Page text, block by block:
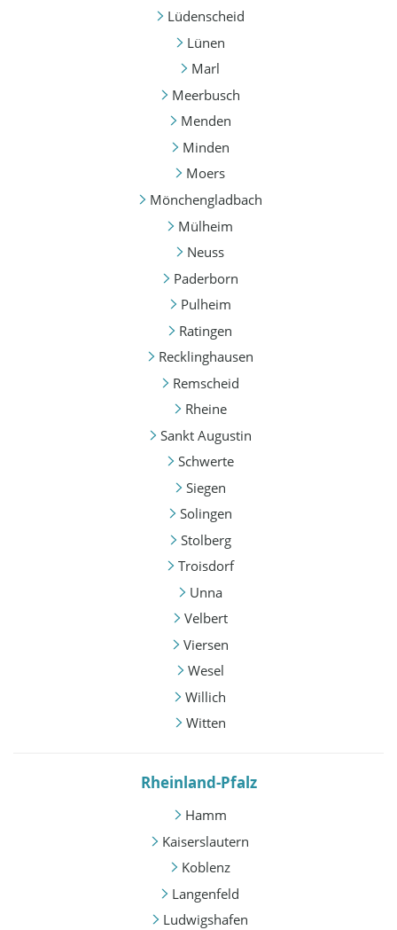
Lüdenscheid
Lünen
Marl
Meerbusch
Menden
Minden
Moers
Mönchengladbach
Mülheim
Neuss
Paderborn
Pulheim
Ratingen
Recklinghausen
Remscheid
Rheine
Sankt Augustin
Schwerte
Siegen
Solingen
Stolberg
Troisdorf
Unna
Velbert
Viersen
Wesel
Willich
Witten
Rheinland-Pfalz
Hamm
Kaiserslautern
Koblenz
Langenfeld
Ludwigshafen